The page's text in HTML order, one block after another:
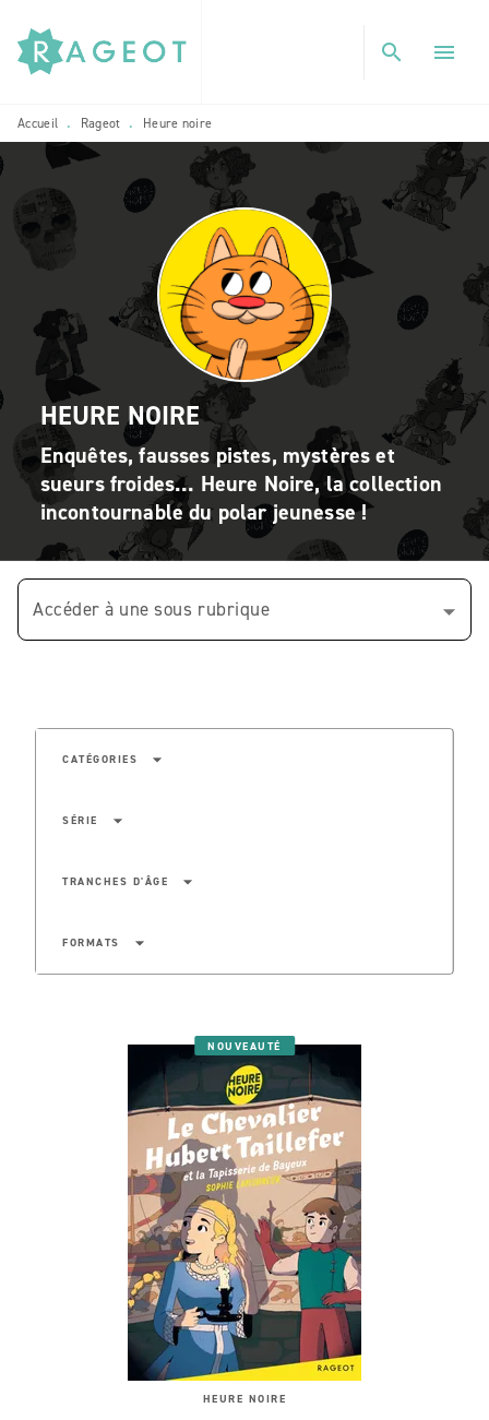
MENU RECHERCHE
PIED DE PAGE
search menu
Accueil • Rageot • Heure noire
HEURE NOIRE
Enquêtes, fausses pistes, mystères et
sueurs froides... Heure Noire, la collection
incontournable du polar jeunesse !
Accéder à une sous rubrique
CATÉGORIES arrow_drop_down
SÉRIE arrow_drop_down
TRANCHES D'ÂGE arrow_drop_down
FORMATS arrow_drop_down
NOUVEAUTÉ
HEURE NOIRE